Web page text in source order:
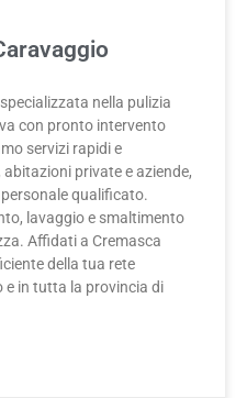
nella pulizia
con pronto intervento
servizi rapidi e
private e aziende,
qualificato.
lavaggio e smaltimento
Affidati a Cremasca
della tua rete
in tutta la provincia di